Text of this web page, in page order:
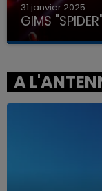
31 janvier 2025
GIMS
A